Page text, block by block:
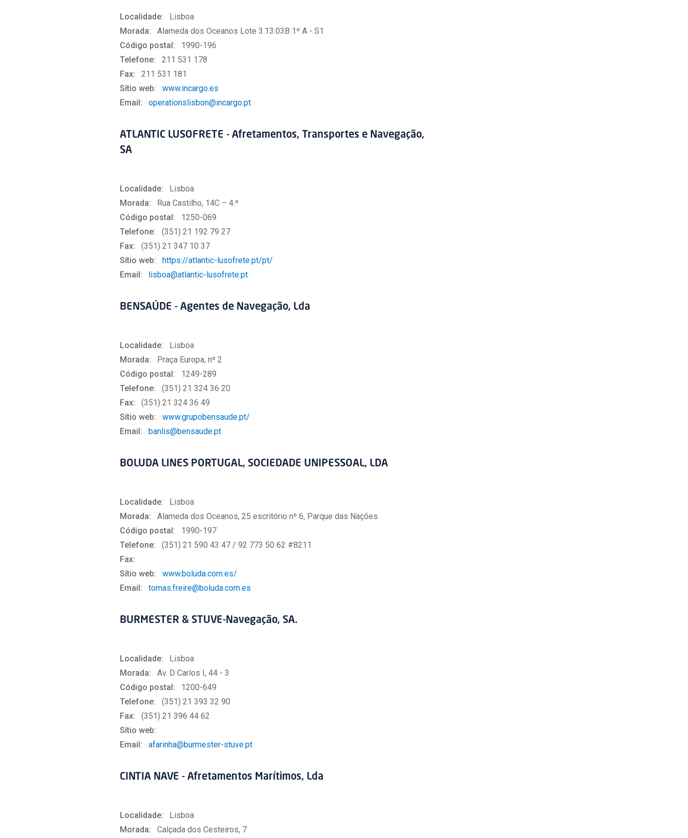
Localidade:
Lisboa
Morada:
Alameda dos Oceanos Lote 3.13.03B 1º A - S1
Código postal:
1990-196
Telefone:
211 531 178
Fax:
211 531 181
Sítio web:
www.incargo.es
Email:
operationslisbon@incargo.pt
ATLANTIC LUSOFRETE - Afretamentos, Transportes e Navegação,
SA
Localidade:
Lisboa
Morada:
Rua Castilho, 14C – 4.º
Código postal:
1250-069
Telefone:
(351) 21 192 79 27
Fax:
(351) 21 347 10 37
Sítio web:
https://atlantic-lusofrete.pt/pt/
Email:
lisboa@atlantic-lusofrete.pt
BENSAÚDE - Agentes de Navegação, Lda
Localidade:
Lisboa
Morada:
Praça Europa, nº 2
Código postal:
1249-289
Telefone:
(351) 21 324 36 20
Fax:
(351) 21 324 36 49
Sítio web:
www.grupobensaude.pt/
Email:
banlis@bensaude.pt
BOLUDA LINES PORTUGAL, SOCIEDADE UNIPESSOAL, LDA
Localidade:
Lisboa
Morada:
Alameda dos Oceanos, 25 escritório nº 6, Parque das Nações
Código postal:
1990-197
Telefone:
(351) 21 590 43 47 / 92 773 50 62 #8211
Fax:
Sítio web:
www.boluda.com.es/
Email:
tomas.freire@boluda.com.es
BURMESTER & STUVE-Navegação, SA.
Localidade:
Lisboa
Morada:
Av. D Carlos I, 44 - 3
Código postal:
1200-649
Telefone:
(351) 21 393 32 90
Fax:
(351) 21 396 44 62
Sítio web:
Email:
afarinha@burmester-stuve.pt
CINTIA NAVE - Afretamentos Marítimos, Lda
Localidade:
Lisboa
Morada:
Calçada dos Cesteiros, 7